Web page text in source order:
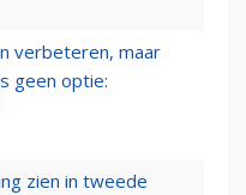
verbeteren, maar
geen optie:
zien in tweede